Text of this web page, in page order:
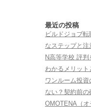
最近の投稿
ビルドジョブ
なステップと注
N高等学校 評
わかるメリット
ワンルーム投
ない？契約前の
OMOTENA（